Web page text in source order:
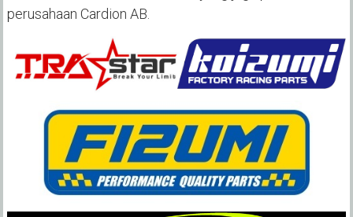
perusahaan Cardion AB.